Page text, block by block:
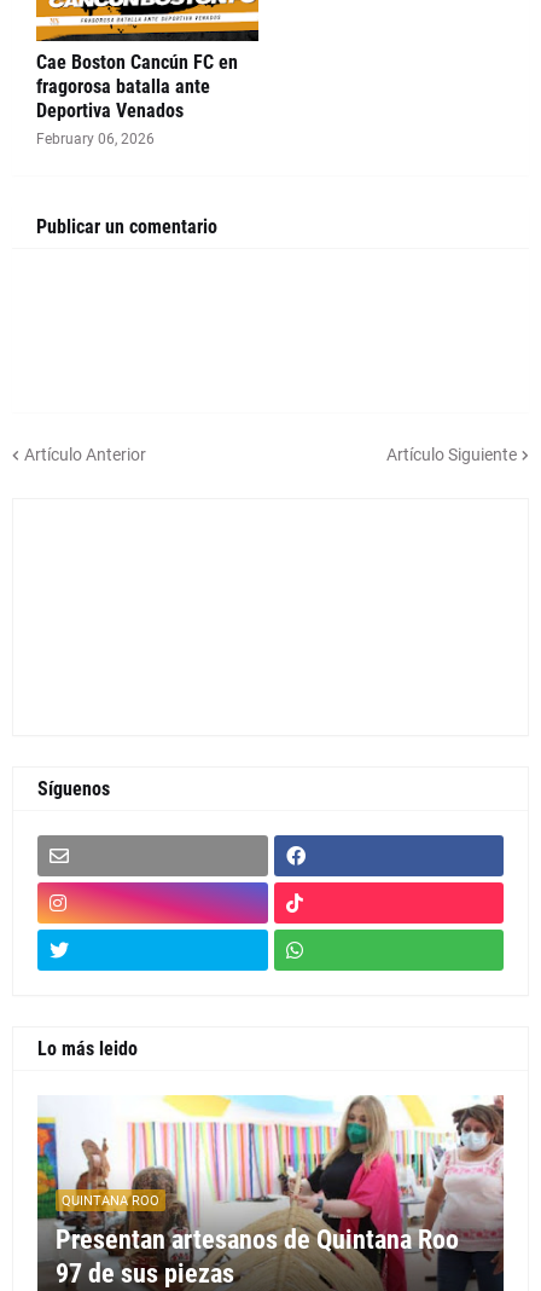
Cae Boston Cancún FC en
fragorosa batalla ante
Deportiva Venados
February 06, 2026
Publicar un comentario
Artículo Anterior Artículo Siguiente
Síguenos
Lo más leido
QUINTANA ROO
Presentan artesanos de Quintana Roo
97 de sus piezas